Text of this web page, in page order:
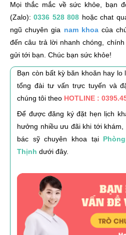
Mọi thắc mắc về sức khỏe, bạn
(Zalo):0336 528 808 hoặc chat
ngũ chuyên gia nam khoacủa
đến câu trả lời nhanh chóng,
gửi tới bạn. Chúc bạn sức khỏe!
Bạn còn bất kỳ băn khoăn hay
tổng đài tư vấn trực tuyến và
chúng tôi theo HOTLINE :
Để được đăng ký đặt hẹn lịch
hưởng nhiều ưu đãi khi tới
bác sỹ chuyên khoa tại
Thịnh dưới đây.